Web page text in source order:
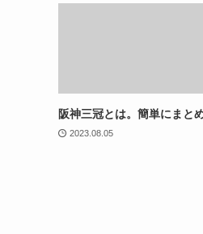
阪神三冠とは。簡単にまとめ
2023.08.05